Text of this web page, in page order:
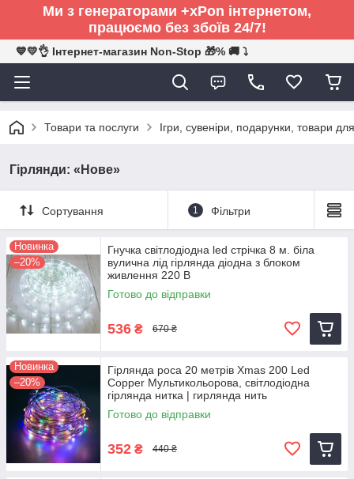
Ми з генераторами +xPon інтернетом,
працюємо без збоїв 24/7!
💙💛👌 Інтернет-магазин Non-Stop 🎁% 🚚 ⤵
Товари та послуги Ігри, сувеніри, подарунки, товари
Гірлянди: «Нове»
Сортування 1 Фільтри
Новинка
–20%
Гнучка світлодіодна led стрічка 8 м. біла
вулична лід гірлянда діодна з блоком
живлення 220 В
Готово до відправки
536 ₴ 670 ₴
Новинка
–20%
Гірлянда роса 20 метрів Xmas 200 Led
Copper Мультикольорова, світлодіодна
гірлянда нитка | гирлянда нить
Готово до відправки
352 ₴ 440 ₴